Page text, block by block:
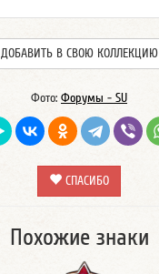
ДОБАВИТЬ В СВОЮ КОЛЛЕКЦИЮ
Фото: Форумы - SU
СПАСИБО
Похожие знаки